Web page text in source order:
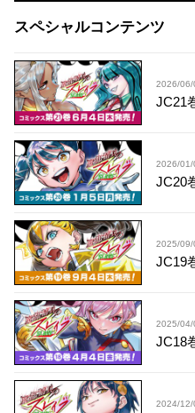
スペシャルコンテンツ
2026/06/
JC21
2026/01/
JC20
2025/09/
JC19
2025/04/
JC18
2024/12/